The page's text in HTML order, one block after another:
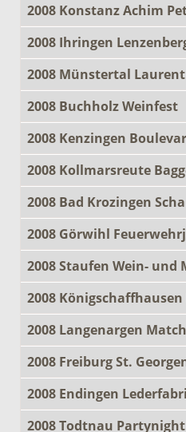
2008 Konstanz Achim
2008 Ihringen
2008 Münstertal
2008 Buchholz Weinfest
2008 Kenzingen
2008 Kollmarsreute
2008 Bad Krozingen
2008 Görwihl
2008 Staufen Wein- und
2008
2008 Langenargen
2008 Freiburg St.
2008 Endingen
2008 Todtnau Partynight